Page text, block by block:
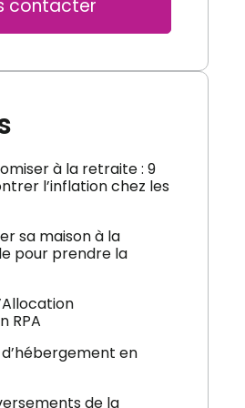
contacter
à la retraite : 9
l’inflation chez les
sa maison à la
pour prendre la
RPA
en
de la